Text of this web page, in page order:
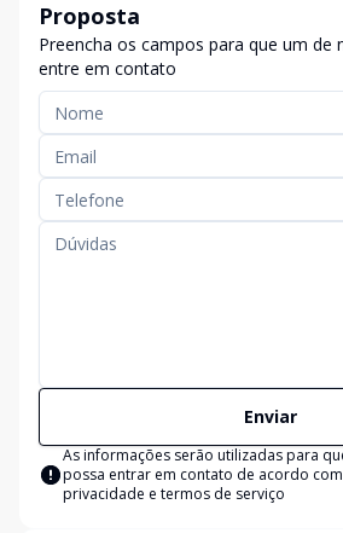
Proposta
Preencha os campos para que um de
entre em contato
Enviar
As informações serão utilizadas para
possa entrar em contato de acordo
privacidade e termos de serviço